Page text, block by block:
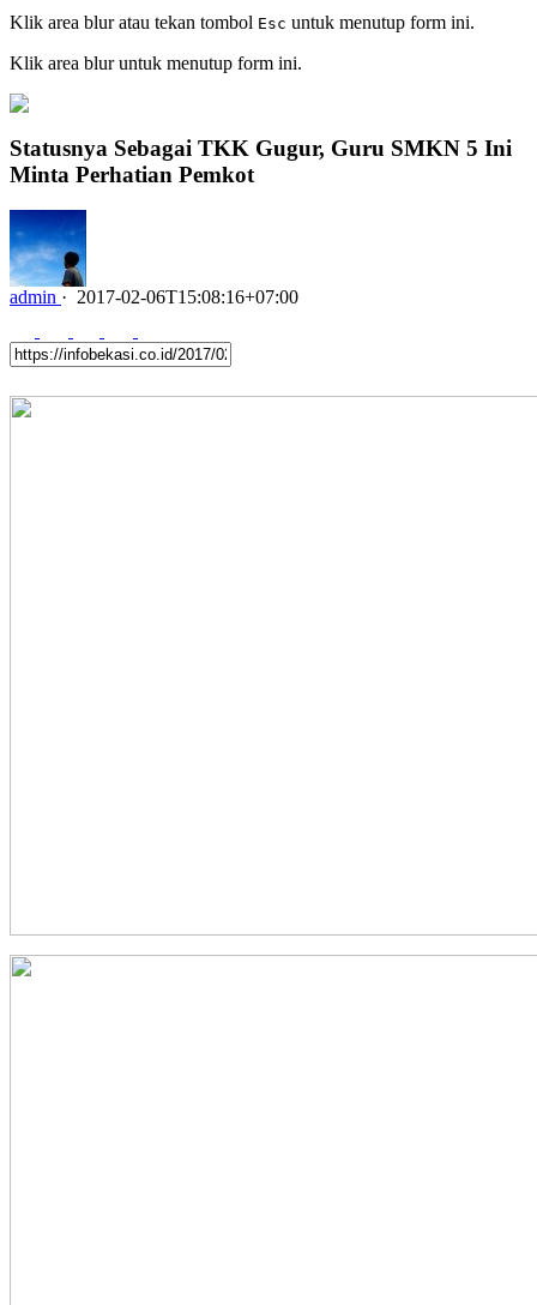
Klik area blur atau tekan tombol Esc untuk menutup form ini.
Klik area blur untuk menutup form ini.
Statusnya Sebagai TKK Gugur, Guru SMKN 5 Ini
Minta Perhatian Pemkot
admin · 2017-02-06T15:08:16+07:00